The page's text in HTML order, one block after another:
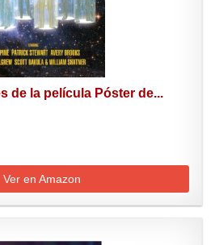
de la película Póster de...
Ver en Amazon